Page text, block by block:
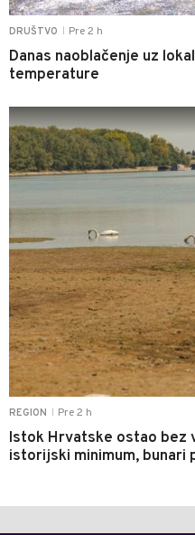
DRUŠTVO Pre 2 h
Danas naoblačenje uz
temperature
REGION Pre 2 h
Istok Hrvatske ostao bez
istorijski minimum, bunari